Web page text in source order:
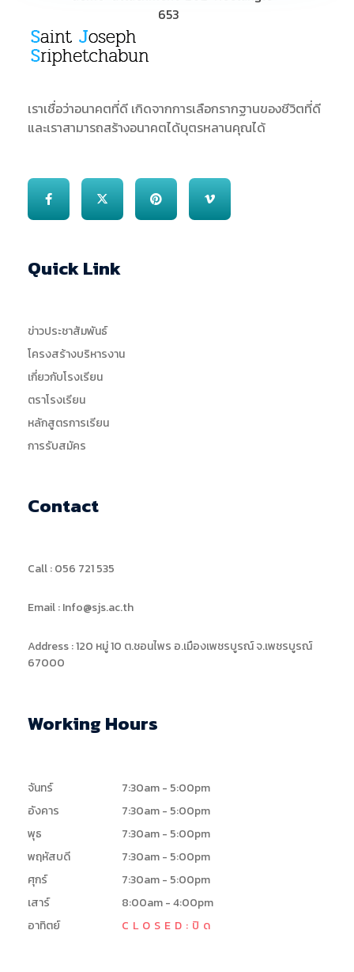
เราเชื่อว่าอนาคตที่ดี เกิดจากการเลือกรากฐานของชีวิตที่ดี
และเราสามารถสร้างอนาคตได้บุตรหลานคุณได้
Quick Link
ข่าวประชาสัมพันธ์
โครงสร้างบริหารงาน
เกี่ยวกับโรงเรียน
ตราโรงเรียน
หลักสูตรการเรียน
การรับสมัคร
Contact
Call : 056 721 535
Email : Info@sjs.ac.th
Address : 120 หมู่ 10 ต.ชอนไพร อ.เมืองเพชรบูรณ์ จ.เพชรบูรณ์
67000
Working Hours
จันทร์
7:30am - 5:00pm
อังคาร
7:30am - 5:00pm
พุธ
7:30am - 5:00pm
พฤหัสบดี
7:30am - 5:00pm
ศุกร์
7:30am - 5:00pm
เสาร์
8:00am - 4:00pm
อาทิตย์
CLOSED:ปิด